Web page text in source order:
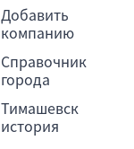
Добавить
компанию
Справочник
города
Тимашевск
история